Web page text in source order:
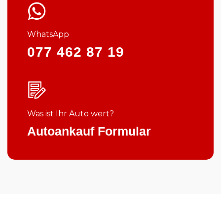
WhatsApp
077 462 87 19
Was ist Ihr Auto wert?
Autoankauf Formular